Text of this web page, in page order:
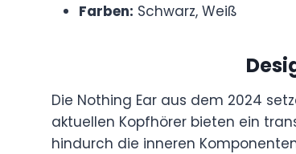
Farben: Schwarz, Weiß
Die Nothing Ear aus dem 2024
aktuellen Kopfhörer bieten ein
hindurch die inneren